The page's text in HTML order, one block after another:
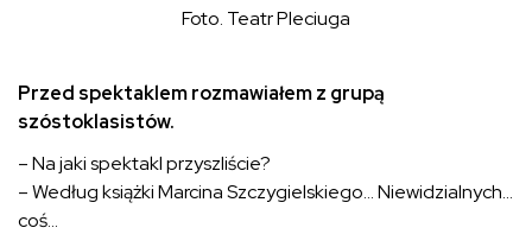
Foto. Teatr Pleciuga
Przed spektaklem rozmawiałem z grupą
szóstoklasistów.
– Na jaki spektakl przyszliście?
– Według książki Marcina Szczygielskiego… Niewidzialnych…
coś…